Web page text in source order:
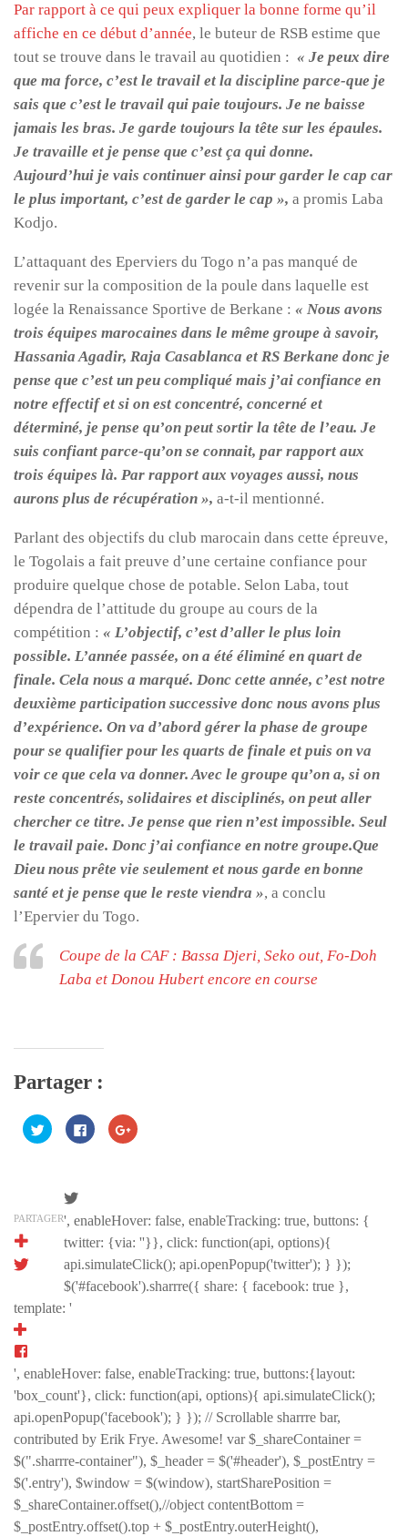
Par rapport à ce qui peux expliquer la bonne forme qu’il
affiche en ce début d’année, le buteur de RSB estime que
tout se trouve dans le travail au quotidien : « Je peux dire
que ma force, c’est le travail et la discipline parce-que je
sais que c’est le travail qui paie toujours. Je ne baisse
jamais les bras. Je garde toujours la tête sur les épaules.
Je travaille et je pense que c’est ça qui donne.
Aujourd’hui je vais continuer ainsi pour garder le cap car
le plus important, c’est de garder le cap », a promis Laba
Kodjo.
L’attaquant des Eperviers du Togo n’a pas manqué de
revenir sur la composition de la poule dans laquelle est
logée la Renaissance Sportive de Berkane : « Nous avons
trois équipes marocaines dans le même groupe à savoir,
Hassania Agadir, Raja Casablanca et RS Berkane donc je
pense que c’est un peu compliqué mais j’ai confiance en
notre effectif et si on est concentré, concerné et
déterminé, je pense qu’on peut sortir la tête de l’eau. Je
suis confiant parce-qu’on se connait, par rapport aux
trois équipes là. Par rapport aux voyages aussi, nous
aurons plus de récupération », a-t-il mentionné.
Parlant des objectifs du club marocain dans cette épreuve,
le Togolais a fait preuve d’une certaine confiance pour
produire quelque chose de potable. Selon Laba, tout
dépendra de l’attitude du groupe au cours de la
compétition : « L’objectif, c’est d’aller le plus loin
possible. L’année passée, on a été éliminé en quart de
finale. Cela nous a marqué. Donc cette année, c’est notre
deuxième participation successive donc nous avons plus
d’expérience. On va d’abord gérer la phase de groupe
pour se qualifier pour les quarts de finale et puis on va
voir ce que cela va donner. Avec le groupe qu’on a, si on
reste concentrés, solidaires et disciplinés, on peut aller
chercher ce titre. Je pense que rien n’est impossible. Seul
le travail paie. Donc j’ai confiance en notre groupe.Que
Dieu nous prête vie seulement et nous garde en bonne
santé et je pense que le reste viendra », a conclu
l’Epervier du Togo.
Coupe de la CAF : Bassa Djeri, Seko out, Fo-Doh
Laba et Donou Hubert encore en course
Partager :
Cliquez
pour
partager
nouvelle
fenêtre)
Cliquez
pour
partager
fenêtre)
Cliquez
pour
nouvelle
fenêtre)
PARTAGER', enableHover: false, enableTracking: true, buttons: {
twitter: {via: ''}}, click: function(api, options){
api.simulateClick(); api.openPopup('twitter'); } });
$('#facebook').sharrre({ share: { facebook: true },
template: '
', enableHover: false, enableTracking: true, buttons:{layout:
'box_count'}, click: function(api, options){ api.simulateClick();
api.openPopup('facebook'); } }); // Scrollable sharrre bar,
contributed by Erik Frye. Awesome! var $_shareContainer =
$(".sharrre-container"), $_header = $('#header'), $_postEntry =
$('.entry'), $window = $(window), startSharePosition =
$_shareContainer.offset(),//object contentBottom =
$_postEntry.offset().top + $_postEntry.outerHeight(),